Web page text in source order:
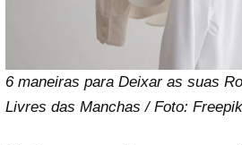
6 maneiras para Deixar as suas
Livres das Manchas / Foto: Freepik